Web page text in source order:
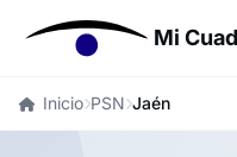
Mi
Inicio PSN Jaén